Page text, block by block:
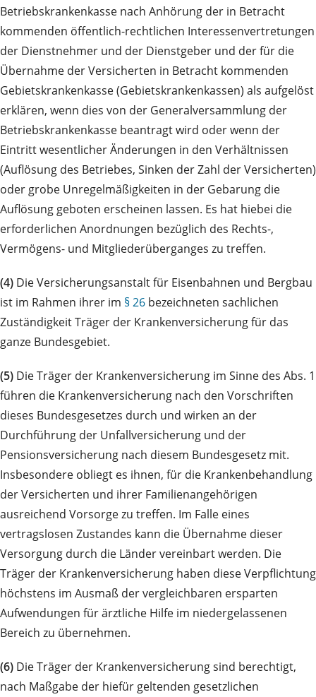
Betriebskrankenkasse nach Anhörung der in Betracht
kommenden öffentlich-rechtlichen Interessenvertretungen
der Dienstnehmer und der Dienstgeber und der für die
Übernahme der Versicherten in Betracht kommenden
Gebietskrankenkasse (Gebietskrankenkassen) als aufgelöst
erklären, wenn dies von der Generalversammlung der
Betriebskrankenkasse beantragt wird oder wenn der
Eintritt wesentlicher Änderungen in den Verhältnissen
(Auflösung des Betriebes, Sinken der Zahl der Versicherten)
oder grobe Unregelmäßigkeiten in der Gebarung die
Auflösung geboten erscheinen lassen. Es hat hiebei die
erforderlichen Anordnungen bezüglich des Rechts-,
Vermögens- und Mitgliederüberganges zu treffen.
(4) Die Versicherungsanstalt für Eisenbahnen und Bergbau
ist im Rahmen ihrer im § 26 bezeichneten sachlichen
Zuständigkeit Träger der Krankenversicherung für das
ganze Bundesgebiet.
(5) Die Träger der Krankenversicherung im Sinne des Abs. 1
führen die Krankenversicherung nach den Vorschriften
dieses Bundesgesetzes durch und wirken an der
Durchführung der Unfallversicherung und der
Pensionsversicherung nach diesem Bundesgesetz mit.
Insbesondere obliegt es ihnen, für die Krankenbehandlung
der Versicherten und ihrer Familienangehörigen
ausreichend Vorsorge zu treffen. Im Falle eines
vertragslosen Zustandes kann die Übernahme dieser
Versorgung durch die Länder vereinbart werden. Die
Träger der Krankenversicherung haben diese Verpflichtung
höchstens im Ausmaß der vergleichbaren ersparten
Aufwendungen für ärztliche Hilfe im niedergelassenen
Bereich zu übernehmen.
(6) Die Träger der Krankenversicherung sind berechtigt,
nach Maßgabe der hiefür geltenden gesetzlichen